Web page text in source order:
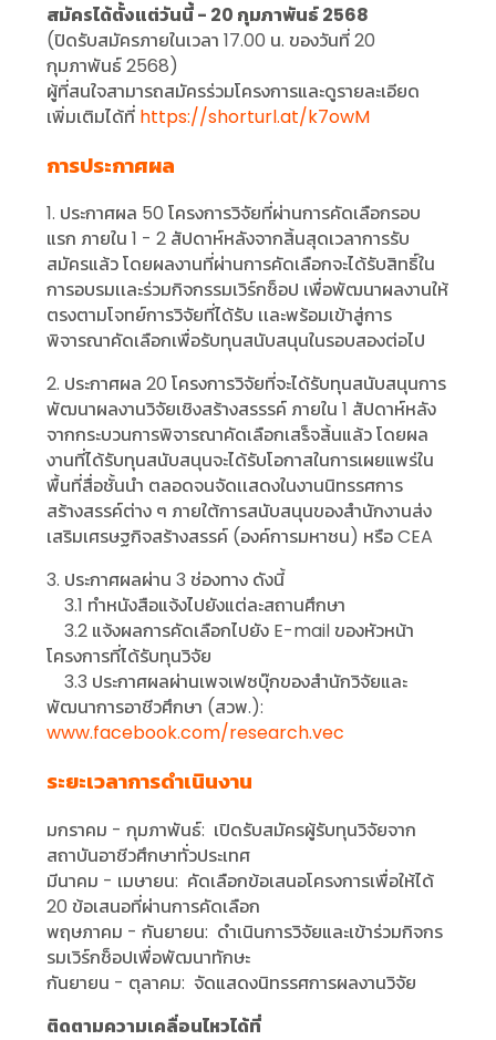
สมัครได้ตั้งแต่วันนี้ - 20 กุมภาพันธ์ 2568
(ปิดรับสมัครภายในเวลา 17.00 น. ของวันที่ 20
กุมภาพันธ์ 2568)
ผู้ที่สนใจสามารถสมัครร่วมโครงการและดูรายละเอียด
เพิ่มเติมได้ที่ https://shorturl.at/k7owM
การประกาศผล
1. ประกาศผล 50 โครงการวิจัยที่ผ่านการคัดเลือกรอบ
แรก ภายใน 1 - 2 สัปดาห์หลังจากสิ้นสุดเวลาการรับ
สมัครแล้ว โดยผลงานที่ผ่านการคัดเลือกจะได้รับสิทธิ์ใน
การอบรมเเละร่วมกิจกรรมเวิร์กช็อป เพื่อพัฒนาผลงานให้
ตรงตามโจทย์การวิจัยที่ได้รับ เเละพร้อมเข้าสู่การ
พิจารณาคัดเลือกเพื่อรับทุนสนับสนุนในรอบสองต่อไป
2. ประกาศผล 20 โครงการวิจัยที่จะได้รับทุนสนับสนุนการ
พัฒนาผลงานวิจัยเชิงสร้างสรรรค์ ภายใน 1 สัปดาห์หลัง
จากกระบวนการพิจารณาคัดเลือกเสร็จสิ้นแล้ว โดยผล
งานที่ได้รับทุนสนับสนุนจะได้รับโอกาสในการเผยแพร่ใน
พื้นที่สื่อชั้นนำ ตลอดจนจัดเเสดงในงานนิทรรศการ
สร้างสรรค์ต่าง ๆ ภายใต้การสนับสนุนของสำนักงานส่ง
เสริมเศรษฐกิจสร้างสรรค์ (องค์การมหาชน) หรือ CEA
3. ประกาศผลผ่าน 3 ช่องทาง ดังนี้
3.1 ทำหนังสือแจ้งไปยังแต่ละสถานศึกษา
3.2 แจ้งผลการคัดเลือกไปยัง E-mail ของหัวหน้า
โครงการที่ได้รับทุนวิจัย
3.3 ประกาศผลผ่านเพจเฟซบุ๊กของสำนักวิจัยและ
พัฒนาการอาชีวศึกษา (สวพ.):
www.facebook.com/research.vec
ระยะเวลาการดำเนินงาน
มกราคม - กุมภาพันธ์: เปิดรับสมัครผู้รับทุนวิจัยจาก
สถาบันอาชีวศึกษาทั่วประเทศ
มีนาคม - เมษายน: คัดเลือกข้อเสนอโครงการเพื่อให้ได้
20 ข้อเสนอที่ผ่านการคัดเลือก
พฤษภาคม - กันยายน: ดำเนินการวิจัยและเข้าร่วมกิจกร
รมเวิร์กช็อปเพื่อพัฒนาทักษะ
กันยายน - ตุลาคม: จัดแสดงนิทรรศการผลงานวิจัย
ติดตามความเคลื่อนไหวได้ที่